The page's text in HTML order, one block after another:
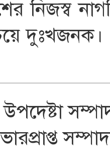
নিজস্ব
উপদেষ্টা
ভারপ্রাপ্ত